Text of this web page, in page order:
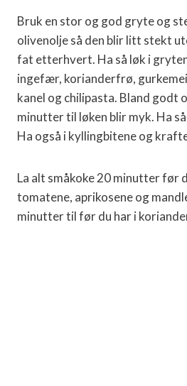
Bruk en stor og god gryte og
olivenolje så den blir litt stekt
fat etterhvert. Ha så løk i
ingefær, korianderfrø,
kanel og chilipasta. Bland godt
minutter til løken blir myk. Ha
Ha også i kyllingbitene og
La alt småkoke 20 minutter før
tomatene, aprikosene og
minutter til før du har i